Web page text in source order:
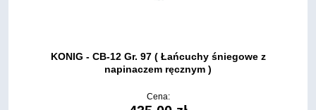
KONIG - CB-12 Gr. 97 ( Łańcuchy śniegowe z
napinaczem ręcznym )
Cena: